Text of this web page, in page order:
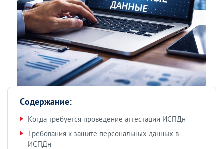
Содержание:
Когда требуется проведение аттестации ИСПДн
Требования к защите персональных данных в
ИСПДн